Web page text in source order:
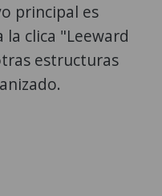
principal es
clica "Leeward
estructuras